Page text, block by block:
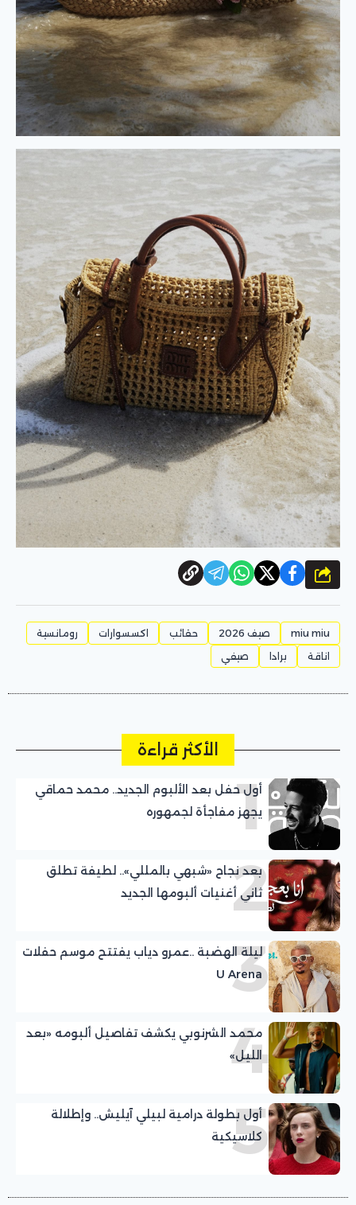
شارك
miu miu صيف 2026 حقائب اكسسوارات
رومانسية
اناقة
برادا صيفي
الأكثر قراءة
1
أول حفل بعد الألبوم الجديد.. محمد حماقي
يجهز مفاجأة لجمهوره
2
بعد نجاح «شبهي بالمللي».. لطيفة تطلق
ثاني أغنيات ألبومها الجديد
3
ليلة الهضبة ..عمرو دياب يفتتح موسم حفلات
U Arena
4
محمد الشرنوبي يكشف تفاصيل ألبومه «بعد
الليل»
5
أول بطولة درامية لبيلي آيليش.. وإطلالة
كلاسيكية